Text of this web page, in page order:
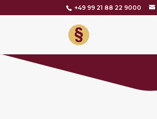
+49 99 21 88 22 9000